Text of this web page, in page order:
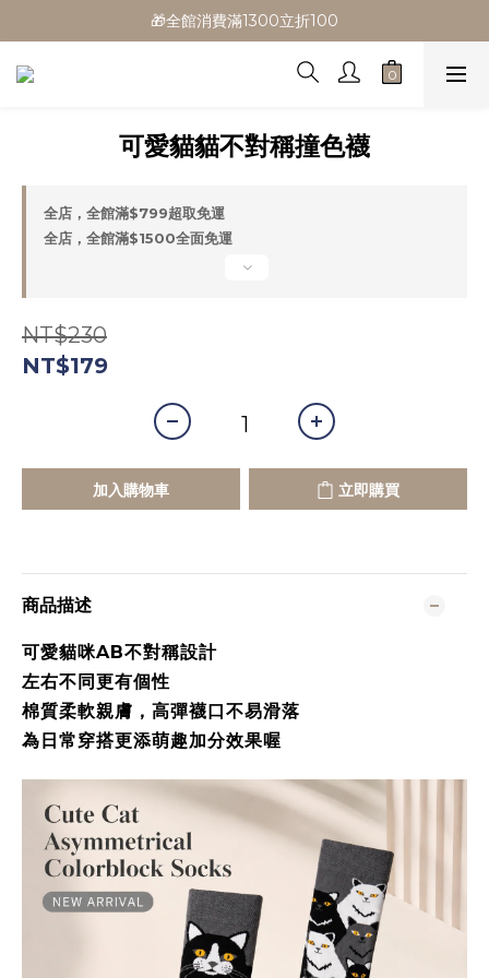
🎁全館消費滿1300立折100
🎁全館消費滿1300立折100
🎉新會員首購/超取免運
🎁全館消費滿1300立折100
可愛貓貓不對稱撞色襪
全店，全館滿$799超取免運
全店，全館滿$1500全面免運
NT$230
NT$179
加入購物車 立即購買
商品描述
可愛貓咪AB不對稱設計
左右不同更有個性
棉質柔軟親膚，高彈襪口不易滑落
為日常穿搭更添萌趣加分效果喔